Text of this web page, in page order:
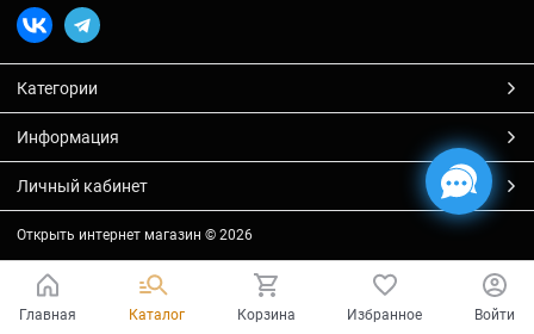
Категории
Информация
Личный кабинет
Открыть интернет магазин © 2026
Главная Каталог Корзина Избранное Войти